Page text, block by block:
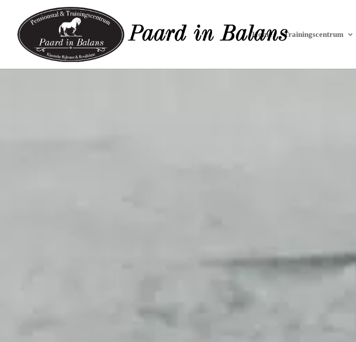
Home Trainingscentrum